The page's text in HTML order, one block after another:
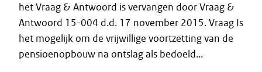
het Vraag & Antwoord is vervangen door Vraag &
Antwoord 15-004 d.d. 17 november 2015. Vraag Is
het mogelijk om de vrijwillige voortzetting van de
pensioenopbouw na ontslag als bedoeld...